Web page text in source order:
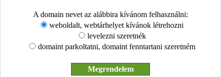
A domain nevet az alábbira kívánom felhasználni:
weboldalt, webtárhelyet kívánok létrehozni
levelezni szeretnék
domaint parkoltatni, domaint fenntartani szeretném